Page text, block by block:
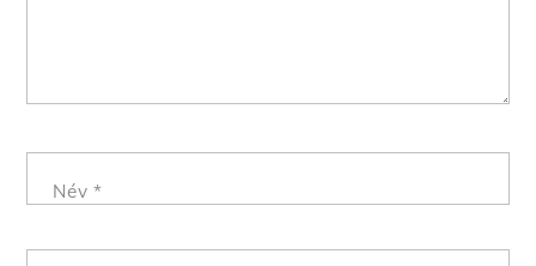
Név *